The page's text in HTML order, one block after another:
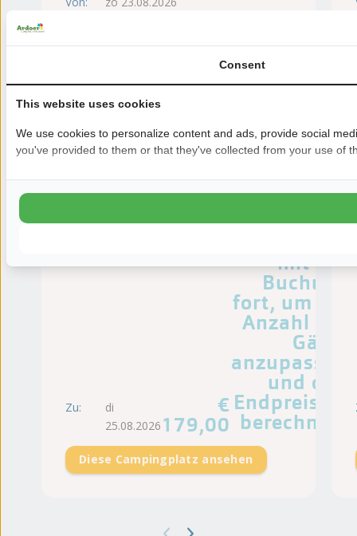
Zu:
di
25.08.2026
€
179,00
Die
angezeigten
Preise
Personen.
mit der
Buchung
fort, um die
Anzahl der
Gäste
anzupassen
und den
Endpreis zu
berechnen.
Diese Campingplatz ansehen
Consent
This website uses cookies
We use cookies to personalize content and ads, provide social
you've provided to them or that they've collected from your use of